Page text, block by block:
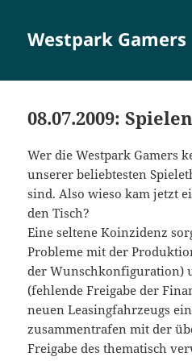
Westpark Gamers
08.07.2009:
Wer die Westpark Gamers
unserer beliebtesten
sind. Also wieso kam jetzt
den Tisch?
Eine seltene Koinzidenz
Probleme mit der
der Wunschkonfiguration)
(fehlende Freigabe der
neuen Leasingfahrzeugs
zusammentrafen mit der
Freigabe des thematisch